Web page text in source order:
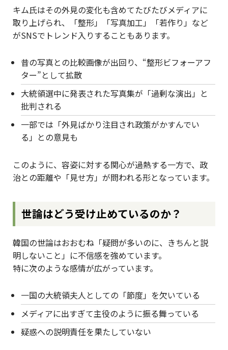
キム氏はその外見の変化も含めてたびたびメディアに
取り上げられ、「整形」「写真加工」「若作り」など
がSNSでトレンド入りすることもあります。
昔の写真との比較画像が出回り、“整形ビフォーアフ
ター”として拡散
大統領選中に発表された写真集が「過剰な演出」と
批判される
一部では「外見ばかり注目され政策がかすんでい
る」との意見も
このように、容姿に対する関心が過熱する一方で、政
治との距離や「見せ方」が問われる形となっています。
世論はどう受け止めているのか？
韓国の世論はおおむね「疑問が多いのに、きちんと説
明しないこと」に不信感を強めています。
特に次のような感情が広がっています。
一国の大統領夫人としての「節度」を欠いている
メディアに出すぎて主役のように振る舞っている
疑惑への説明責任を果たしていない